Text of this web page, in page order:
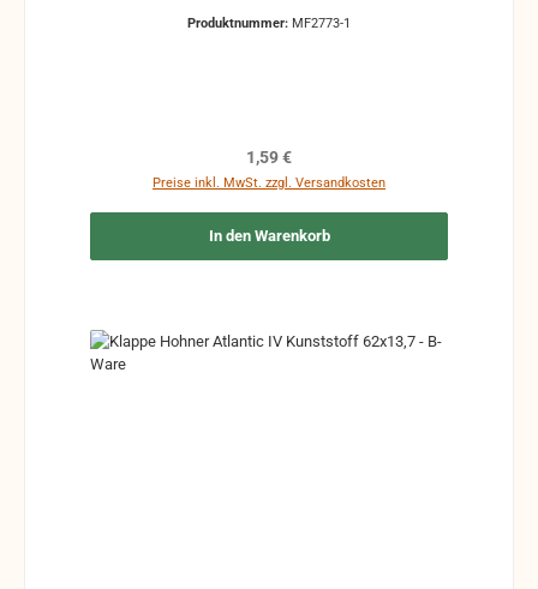
Produktnummer: MF2773-1
Regulärer Preis:
1,59 €
Preise inkl. MwSt. zzgl. Versandkosten
In den Warenkorb